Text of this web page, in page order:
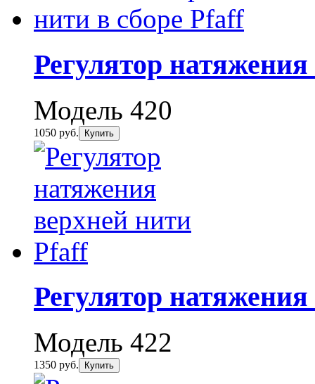
Регулятор
Модель 420
1050 руб. Купить
Регулятор
Модель 422
1350 руб. Купить